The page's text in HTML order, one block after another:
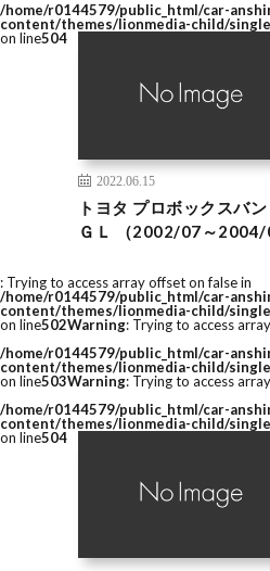
/home/r0144579/public_html/car-
content/themes/lionmedia-child/
on line504
2022.06.15
トヨタ プロボックスバ
ＧＬ （2002/07～2004/
: Trying to access array offset on false in
/home/r0144579/public_html/car-
content/themes/lionmedia-child/
on line502Warning: Trying to access
/home/r0144579/public_html/car-
content/themes/lionmedia-child/
on line503Warning: Trying to access
/home/r0144579/public_html/car-
content/themes/lionmedia-child/
on line504